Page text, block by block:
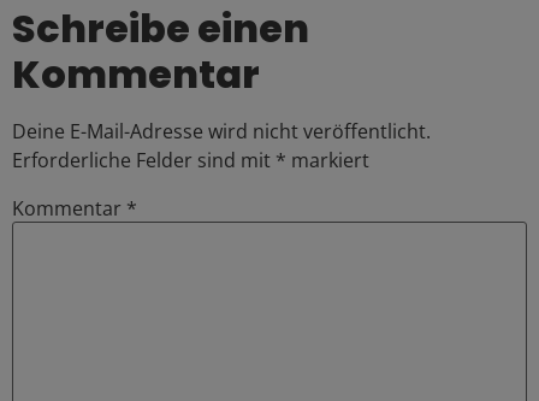
Schreibe einen
Kommentar
Deine E-Mail-Adresse wird nicht veröffentlicht.
Erforderliche Felder sind mit * markiert
Kommentar *